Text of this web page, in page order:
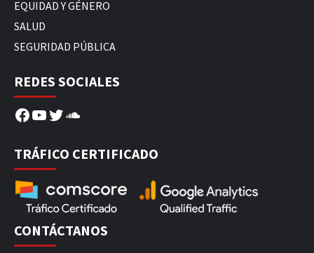
EQUIDAD Y GÉNERO
SALUD
SEGURIDAD PÚBLICA
REDES SOCIALES
Facebook
YouTube
Twitter
SoundCloud
TRÁFICO CERTIFICADO
CONTÁCTANOS